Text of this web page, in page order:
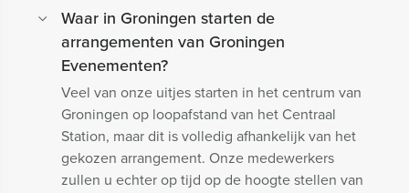
Waar in Groningen starten de
arrangementen van Groningen
Evenementen?
Veel van onze uitjes starten in het centrum van
Groningen op loopafstand van het Centraal
Station, maar dit is volledig afhankelijk van het
gekozen arrangement. Onze medewerkers
zullen u echter op tijd op de hoogte stellen van